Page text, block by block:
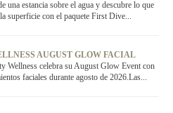
una estancia sobre el agua y descubre lo que
superficie con el paquete First Dive...
AUGUST GLOW FACIAL
Wellness celebra su August Glow Event con
faciales durante agosto de 2026.Las...